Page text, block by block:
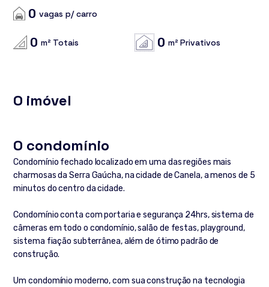
0 vagas p/ carro
0 m² Totais 0 m² Privativos
O imóvel
O condomínio
Condomínio fechado localizado em uma das regiões mais
charmosas da Serra Gaúcha, na cidade de Canela, a menos de 5
minutos do centro da cidade.
Condomínio conta com portaria e segurança 24hrs, sistema de
câmeras em todo o condomínio, salão de festas, playground,
sistema fiação subterrânea, além de ótimo padrão de
construção.
Um condomínio moderno, com sua construção na tecnologia